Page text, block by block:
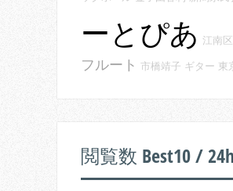
ーとぴあ 江南
フルート 市橋靖子 ギター 東
閲覧数 Best10 / 24h